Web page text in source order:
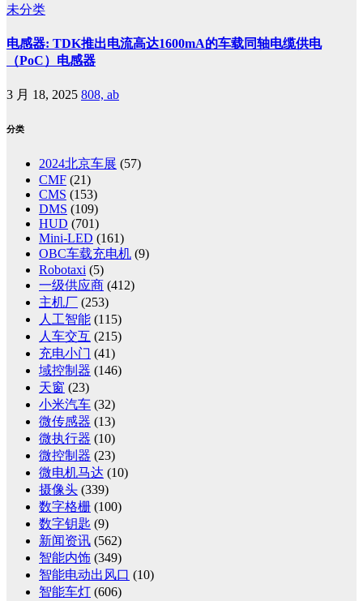
未分类
电感器: TDK推出电流高达1600mA的车载同轴电缆供电
（PoC）电感器
3 月 18, 2025 808, ab
分类
2024北京车展 (57)
CMF (21)
CMS (153)
DMS (109)
HUD (701)
Mini-LED (161)
OBC车载充电机 (9)
Robotaxi (5)
一级供应商 (412)
主机厂 (253)
人工智能 (115)
人车交互 (215)
充电小门 (41)
域控制器 (146)
天窗 (23)
小米汽车 (32)
微传感器 (13)
微执行器 (10)
微控制器 (23)
微电机马达 (10)
摄像头 (339)
数字格栅 (100)
数字钥匙 (9)
新闻资讯 (562)
智能内饰 (349)
智能电动出风口 (10)
智能车灯 (606)